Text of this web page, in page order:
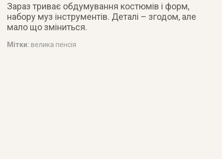
Зараз триває обдумування костюмів і форм,
набору муз інструментів. Деталі – згодом, але
мало що зміниться.
Мітки: велика пенсія